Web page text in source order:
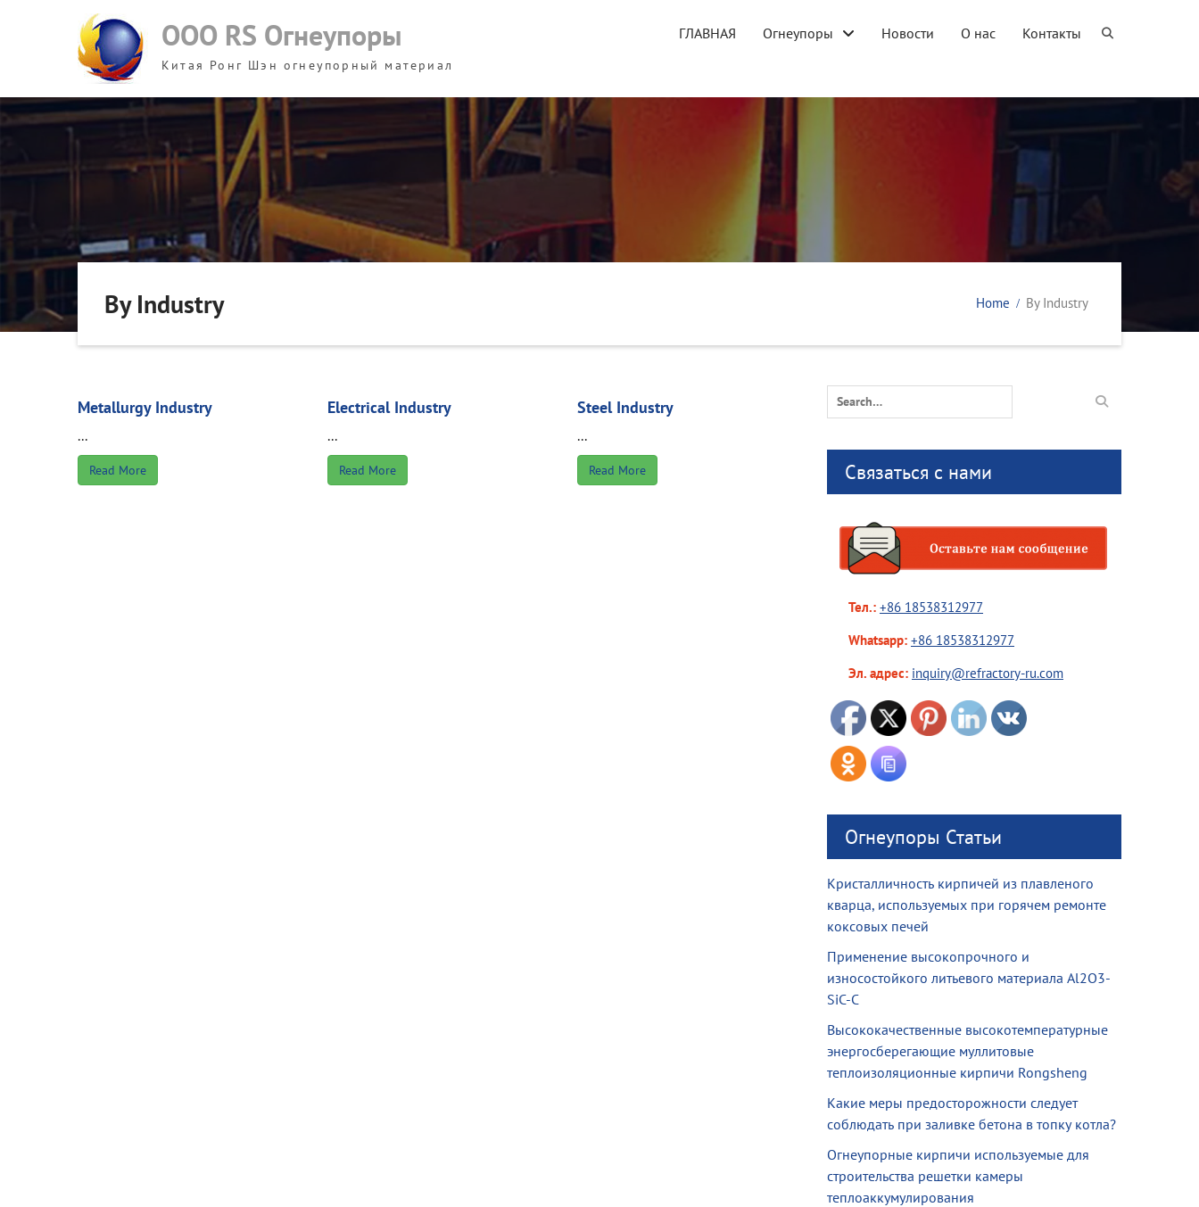
ООО RS Огнеупоры
Китая Ронг Шэн огнеупорный материал
ГЛАВНАЯ Огнеупоры Новости О нас Контакты
By Industry Home By Industry
Metallurgy Industry
...
Read More
Electrical Industry
...
Read More
Steel Industry
...
Read More
Search
for:
Связаться с нами
Тел.: +86 18538312977
Whatsapp: +86 18538312977
Эл. адрес: inquiry@refractory-ru.com
Огнеупоры Статьи
Кристалличность кирпичей из плавленого
кварца, используемых при горячем ремонте
коксовых печей
Применение высокопрочного и
износостойкого литьевого материала Al2O3-
SiC-C
Высококачественные высокотемпературные
энергосберегающие муллитовые
теплоизоляционные кирпичи Rongsheng
Какие меры предосторожности следует
соблюдать при заливке бетона в топку котла?
Огнеупорные кирпичи используемые для
строительства решетки камеры
теплоаккумулирования